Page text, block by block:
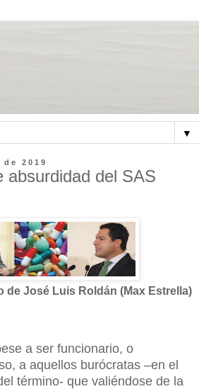
▼
2019
absurdidad del SAS
de José Luis Roldán (Max Estrella)
a ser funcionario, o
a aquellos burócratas –en el
término- que valiéndose de la